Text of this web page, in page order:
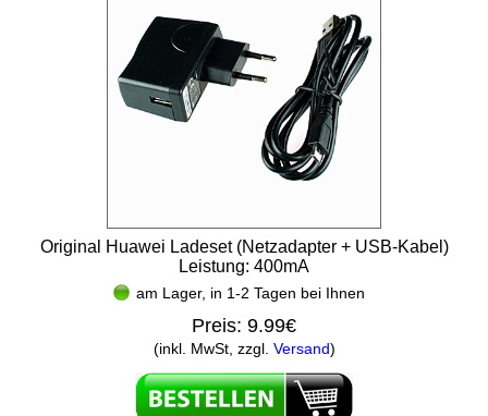
Original Huawei Ladeset (Netzadapter + USB-Kabel)
Leistung: 400mA
am Lager, in 1-2 Tagen bei Ihnen
Preis: 9.99€
(inkl. MwSt, zzgl. Versand)